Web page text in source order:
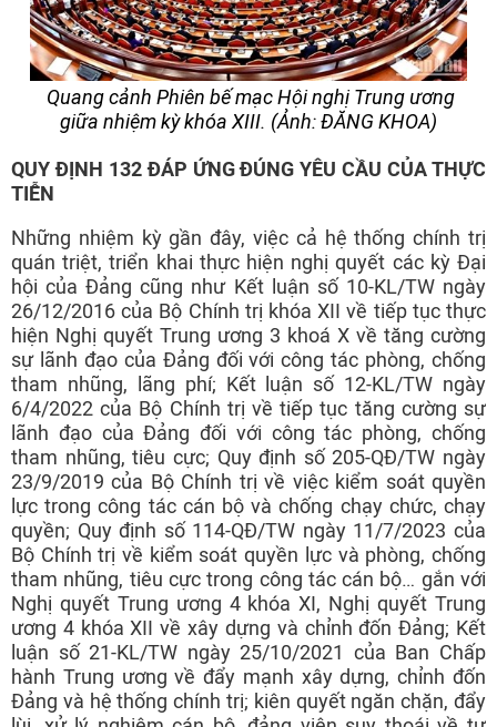
Quang cảnh Phiên bế mạc Hội nghị Trung ương
giữa nhiệm kỳ khóa XIII. (Ảnh: ĐĂNG KHOA)
QUY ĐỊNH 132 ĐÁP ỨNG ĐÚNG YÊU CẦU CỦA THỰC
TIỄN
Những nhiệm kỳ gần đây, việc cả hệ thống chính trị
quán triệt, triển khai thực hiện nghị quyết các kỳ Đại
hội của Đảng cũng như Kết luận số 10-KL/TW ngày
26/12/2016 của Bộ Chính trị khóa XII về tiếp tục thực
hiện Nghị quyết Trung ương 3 khoá X về tăng cường
sự lãnh đạo của Đảng đối với công tác phòng, chống
tham nhũng, lãng phí; Kết luận số 12-KL/TW ngày
6/4/2022 của Bộ Chính trị về tiếp tục tăng cường sự
lãnh đạo của Đảng đối với công tác phòng, chống
tham nhũng, tiêu cực; Quy định số 205-QĐ/TW ngày
23/9/2019 của Bộ Chính trị về việc kiểm soát quyền
lực trong công tác cán bộ và chống chạy chức, chạy
quyền; Quy định số 114-QĐ/TW ngày 11/7/2023 của
Bộ Chính trị về kiểm soát quyền lực và phòng, chống
tham nhũng, tiêu cực trong công tác cán bộ… gắn với
Nghị quyết Trung ương 4 khóa XI, Nghị quyết Trung
ương 4 khóa XII về xây dựng và chỉnh đốn Đảng; Kết
luận số 21-KL/TW ngày 25/10/2021 của Ban Chấp
hành Trung ương về đẩy mạnh xây dựng, chỉnh đốn
Đảng và hệ thống chính trị; kiên quyết ngăn chặn, đẩy